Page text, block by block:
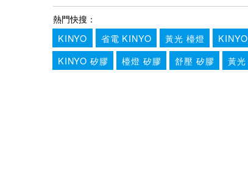
熱門快搜：
KINYO
省電 KINYO 黃光 檯燈
KINYO 矽膠
檯燈 矽膠 舒壓 矽膠 黃